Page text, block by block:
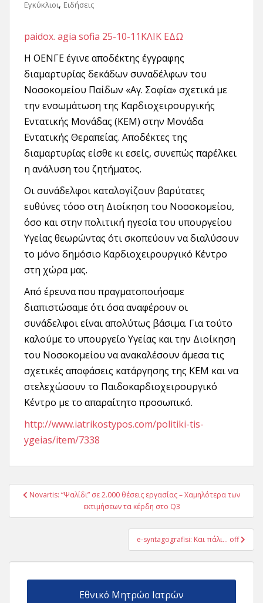
Εγκύκλιοι, Ειδήσεις
paidox. agia sofia 25-10-11ΚΛΙΚ ΕΔΩ
Η ΟΕΝΓΕ έγινε αποδέκτης έγγραφης
διαμαρτυρίας δεκάδων συναδέλφων του
Νοσοκομείου Παίδων «Αγ. Σοφία» σχετικά με
την ενσωμάτωση της Καρδιοχειρουργικής
Εντατικής Μονάδας (ΚΕΜ) στην Μονάδα
Εντατικής Θεραπείας. Αποδέκτες της
διαμαρτυρίας είσθε κι εσείς, συνεπώς παρέλκει
η ανάλυση του ζητήματος.
Οι συνάδελφοι καταλογίζουν βαρύτατες
ευθύνες τόσο στη Διοίκηση του Νοσοκομείου,
όσο και στην πολιτική ηγεσία του υπουργείου
Υγείας θεωρώντας ότι σκοπεύουν να διαλύσουν
το μόνο δημόσιο Καρδιοχειρουργικό Κέντρο
στη χώρα μας.
Από έρευνα που πραγματοποιήσαμε
διαπιστώσαμε ότι όσα αναφέρουν οι
συνάδελφοι είναι απολύτως βάσιμα. Για τούτο
καλούμε το υπουργείο Υγείας και την Διοίκηση
του Νοσοκομείου να ανακαλέσουν άμεσα τις
σχετικές αποφάσεις κατάργησης της ΚΕΜ και να
στελεχώσουν το Παιδοκαρδιοχειρουργικό
Κέντρο με το απαραίτητο προσωπικό.
http://www.iatrikostypos.com/politiki-tis-
ygeias/item/7338
Πλοήγηση
Novartis: “Ψαλίδι” σε 2.000 θέσεις εργασίας – Χαμηλότερα των
εκτιμήσεων τα κέρδη στο Q3
e-syntagografisi: Και πάλι… off
Εθνικό Μητρώο Ιατρών